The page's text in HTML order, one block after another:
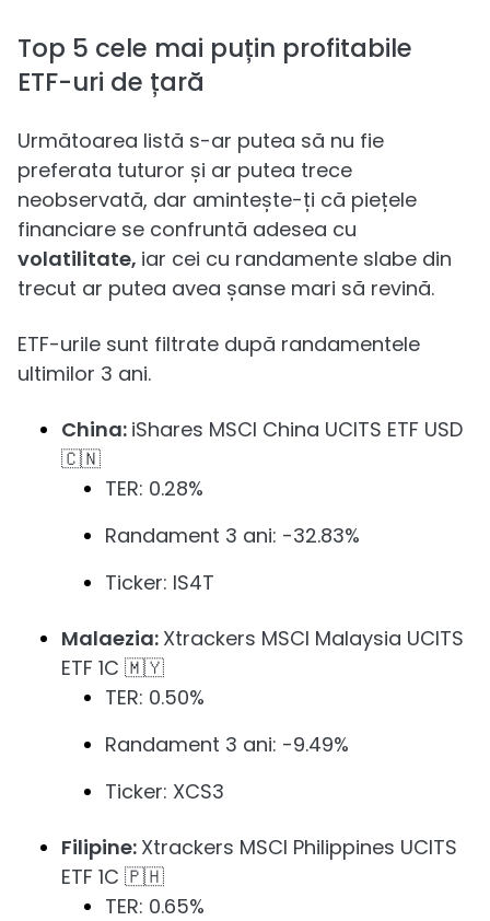
Top 5 cele mai puțin profitabile
ETF-uri de țară
Următoarea listă s-ar putea să nu fie
preferata tuturor și ar putea trece
neobservată, dar amintește-ți că piețele
financiare se confruntă adesea cu
volatilitate, iar cei cu randamente slabe din
trecut ar putea avea șanse mari să revină.
ETF-urile sunt filtrate după randamentele
ultimilor 3 ani.
China: iShares MSCI China UCITS ETF USD
🇨🇳
TER: 0.28%
Randament 3 ani: -32.83%
Ticker: IS4T
Malaezia: Xtrackers MSCI Malaysia UCITS
ETF 1C 🇲🇾
TER: 0.50%
Randament 3 ani: -9.49%
Ticker: XCS3
Filipine: Xtrackers MSCI Philippines UCITS
ETF 1C 🇵🇭
TER: 0.65%